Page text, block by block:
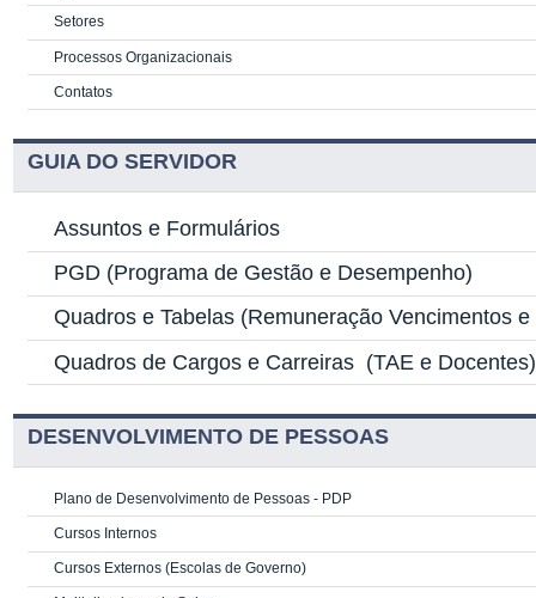
Setores
Processos Organizacionais
Contatos
GUIA DO SERVIDOR
Assuntos e Formulários
PGD (Programa de Gestão e Desempenho)
Quadros e Tabelas (Remuneração Vencimentos
Quadros de Cargos e Carreiras (TAE e Docentes)
DESENVOLVIMENTO DE PESSOAS
Plano de Desenvolvimento de Pessoas - PDP
Cursos Internos
Cursos Externos (Escolas de Governo)